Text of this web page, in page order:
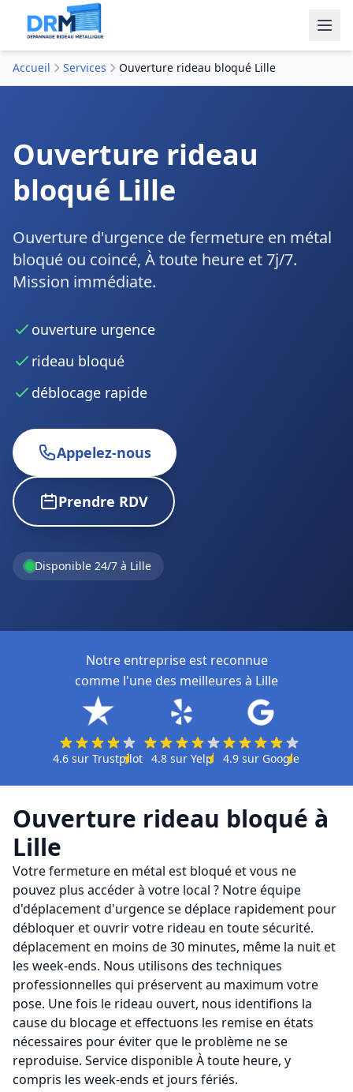
Accueil Services Ouverture rideau bloqué Lille
Ouverture rideau
bloqué Lille
Ouverture d'urgence de fermeture en métal
bloqué ou coincé, À toute heure et 7j/7.
Mission immédiate.
ouverture urgence
rideau bloqué
déblocage rapide
Appelez-nous
Prendre RDV
Disponible 24/7 à Lille
Notre entreprise est reconnue
comme l'une des meilleures à Lille
4.6 sur Trustpilot 4.8 sur Yelp 4.9sur Google
Ouverture rideau bloqué à
Lille
Votre fermeture en métal est bloqué et vous ne
pouvez plus accéder à votre local ? Notre équipe
d'déplacement d'urgence se déplace rapidement pour
débloquer et ouvrir votre rideau en toute sécurité.
déplacement en moins de 30 minutes, même la nuit et
les week-ends. Nous utilisons des techniques
professionnelles qui préservent au maximum votre
pose. Une fois le rideau ouvert, nous identifions la
cause du blocage et effectuons les remise en états
nécessaires pour éviter que le problème ne se
reproduise. Service disponible À toute heure, y
compris les week-ends et jours fériés.